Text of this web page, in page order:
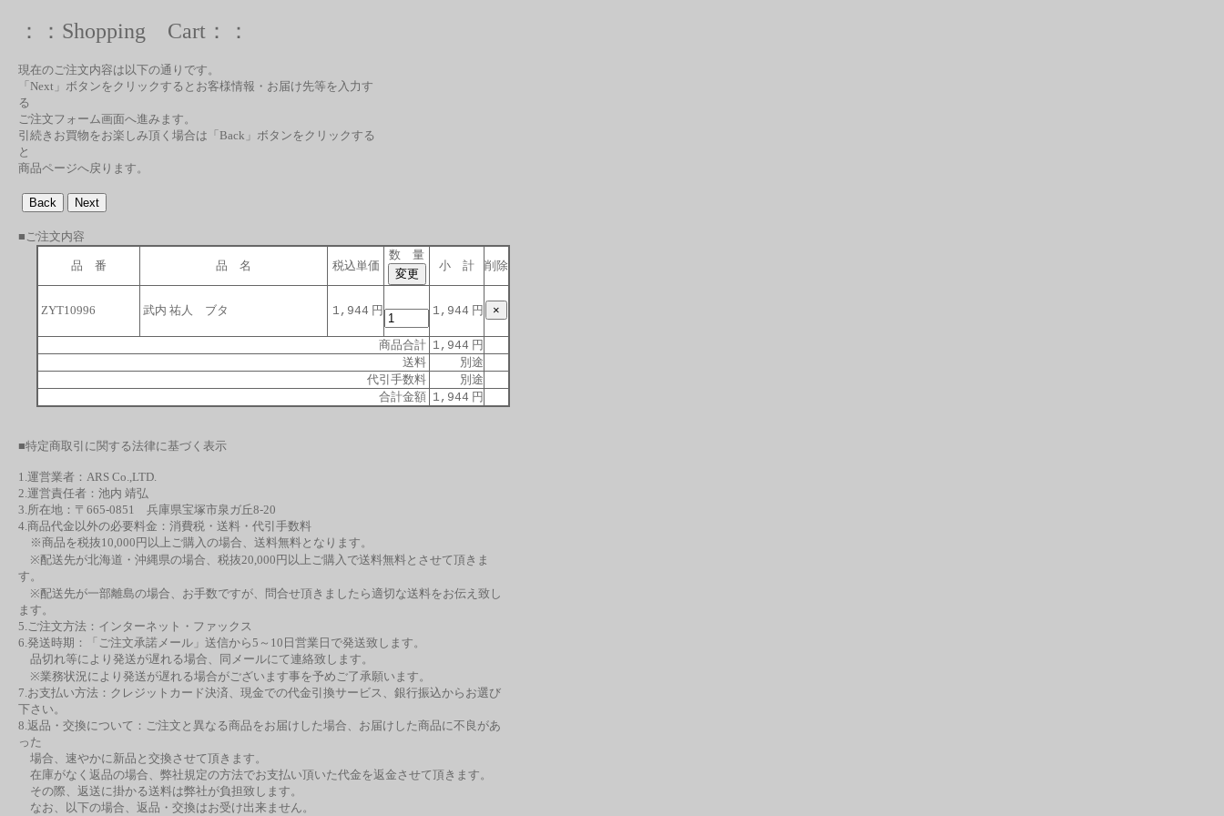
：：Shopping Cart：：
現在のご注文内容は以下の通りです。
「Next」ボタンをクリックするとお客様情報・お届け先等を入力す
る
ご注文フォーム画面へ進みます。
引続きお買物をお楽しみ頂く場合は「Back」ボタンをクリックする
と
商品ページへ戻ります。
■ご注文内容
品 番 品 名 税込単価
数 量
小 計
削除
ZYT10996 武内 祐人 ブタ 1,944 円 1,944 円
商品合計 1,944 円
送料
別途
代引手数料
別途
合計金額 1,944 円
■特定商取引に関する法律に基づく表示
1.運営業者：ARS Co.,LTD.
2.運営責任者：池内 靖弘
3.所在地：〒665-0851 兵庫県宝塚市泉ガ丘8-20
4.商品代金以外の必要料金：消費税・送料・代引手数料
※商品を税抜10,000円以上ご購入の場合、送料無料となります。
※配送先が北海道・沖縄県の場合、税抜20,000円以上ご購入で送料無料とさせて頂きま
す。
※配送先が一部離島の場合、お手数ですが、問合せ頂きましたら適切な送料をお伝え致し
ます。
5.ご注文方法：インターネット・ファックス
6.発送時期：「ご注文承諾メール」送信から5～10日営業日で発送致します。
品切れ等により発送が遅れる場合、同メールにて連絡致します。
※業務状況により発送が遅れる場合がございます事を予めご了承願います。
7.お支払い方法：クレジットカード決済、現金での代金引換サービス、銀行振込からお選び
下さい。
8.返品・交換について：ご注文と異なる商品をお届けした場合、お届けした商品に不良があ
った
場合、速やかに新品と交換させて頂きます。
在庫がなく返品の場合、弊社規定の方法でお支払い頂いた代金を返金させて頂きます。
その際、返送に掛かる送料は弊社が負担致します。
なお、以下の場合、返品・交換はお受け出来ません。